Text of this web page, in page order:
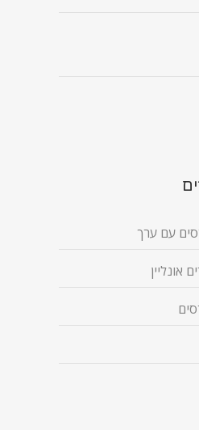
אונליין